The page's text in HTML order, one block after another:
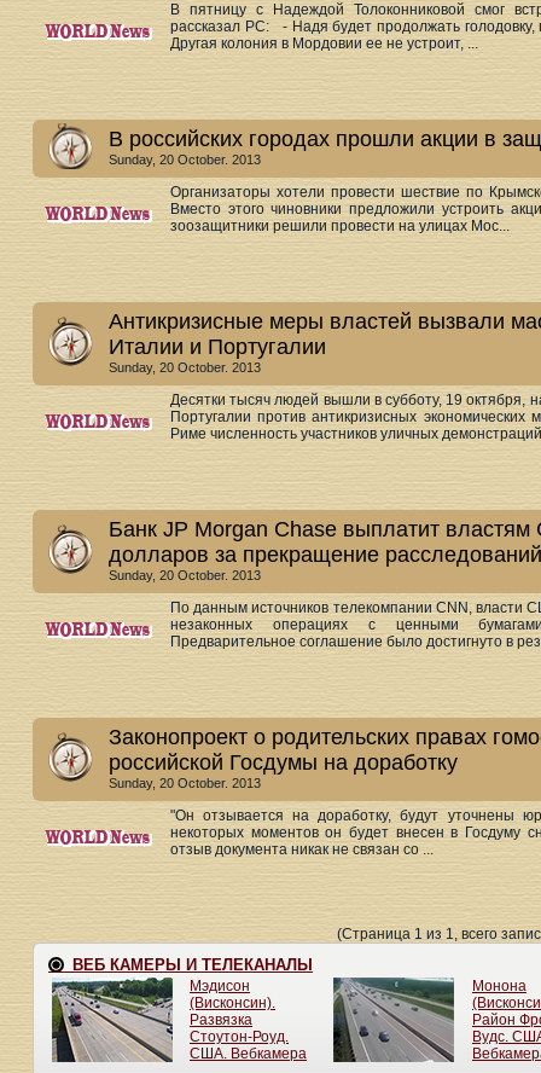
В пятницу с Надеждой Толоконниковой смог
рассказал РС: - Надя будет продолжать голодовку,
Другая колония в Мордовии ее не устроит, ...
В российских городах прошли акции в
Sunday, 20 October. 2013
Организаторы хотели провести шествие по
Вместо этого чиновники предложили устроить
зоозащитники решили провести на улицах Мос...
Антикризисные меры властей вызвали
Италии и Португалии
Sunday, 20 October. 2013
Десятки тысяч людей вышли в субботу, 19 октября,
Португалии против антикризисных
Риме численность участников уличных
Банк JP Morgan Chase выплатит
долларов за прекращение
Sunday, 20 October. 2013
По данным источников телекомпании CNN, власти
незаконных операциях с ценными
Предварительное соглашение было достигнуто в
Законопроект о родительских правах
российской Госдумы на доработку
Sunday, 20 October. 2013
"Он отзывается на доработку, будут уточнены
некоторых моментов он будет внесен в Госдуму
отзыв документа никак не связан со ...
(Страница 1 из 1, всего